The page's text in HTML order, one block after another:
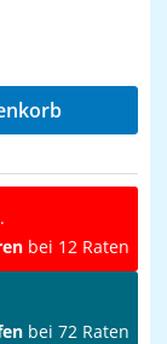
bei 12 Raten
bei 72 Raten